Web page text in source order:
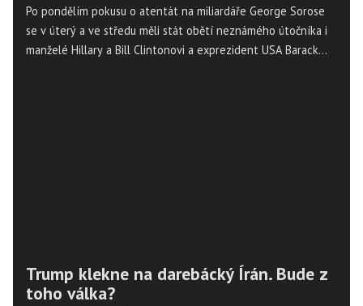
Po pondělím pokusu o atentát na miliardáře George Sorose
se v úterý a ve středu měli stát obětí neznámého útočníka i
manželé Hillary a Bill Clintonovi a exprezident USA Barack
Trump klekne na darebácký Írán. Bude z
toho válka?